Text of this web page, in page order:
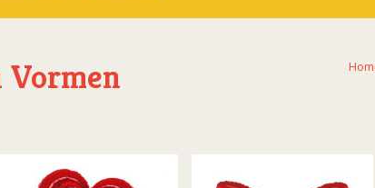
Vormen